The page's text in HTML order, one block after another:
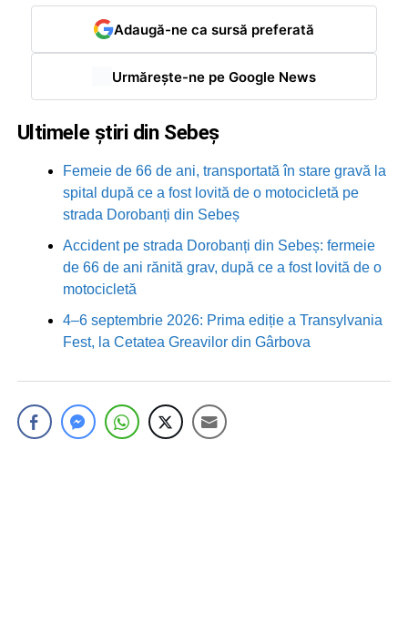
Adaugă-ne ca sursă preferată
Urmărește-ne pe Google News
Ultimele știri din Sebeș
Femeie de 66 de ani, transportată în stare gravă la
spital după ce a fost lovită de o motocicletă pe
strada Dorobanți din Sebeș
Accident pe strada Dorobanți din Sebeș: fermeie
de 66 de ani rănită grav, după ce a fost lovită de o
motocicletă
4–6 septembrie 2026: Prima ediție a Transylvania
Fest, la Cetatea Greavilor din Gârbova